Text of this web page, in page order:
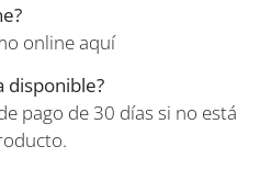
online aquí
disponible?
pago de 30 días si no está